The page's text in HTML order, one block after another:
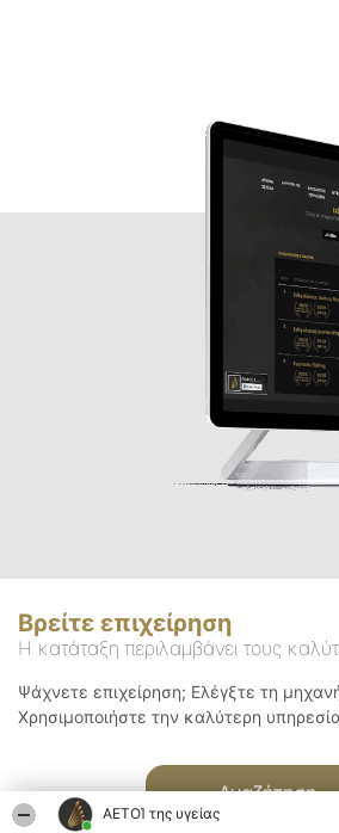
ΑΕΤΟΊ της υγείας
Βρείτε επιχείρηση
Η κατάταξη περιλαμβάνει τους
Ψάχνετε επιχείρηση; Ελέγξτε τη
Χρησιμοποιήστε την καλύτερη υπηρεσία
Αναζήτηση